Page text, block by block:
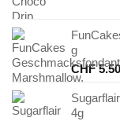
g
CHF5.50
4g